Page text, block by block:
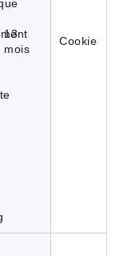
13
mois
Cookie